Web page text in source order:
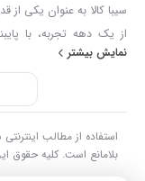
سیبا کالا به عنوان یکی
بازگشت کالا و تضمین
جهان، به بزرگ‌ترین
سیبا کالا با دنیایی از
خطور می‌کند در اینجا پیدا
نمایش بیشتر
استفاده از مطالب
بلامانع است. کلیه حقوق